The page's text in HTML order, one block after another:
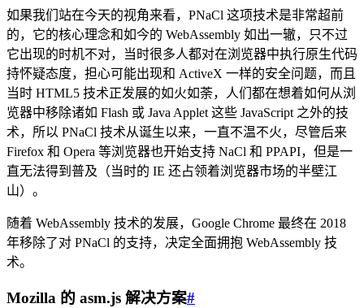
如果我们站在今天的视角来看，PNaCl 这项技术是非常超前
的，它的核心理念和如今的 WebAssembly 如出一辙，只不过
它出现的时机不对，当时很多人都对在浏览器中执行原生代码
持怀疑态度，担心可能出现和 ActiveX 一样的安全问题，而且
当时 HTML5 技术正发展的如火如荼，人们都在想着如何从浏
览器中移除诸如 Flash 或 Java Applet 这些 JavaScript 之外的技
术，所以 PNaCl 技术从诞生以来，一直不温不火，尽管后来
Firefox 和 Opera 等浏览器也开始支持 NaCl 和 PPAPI，但是一
直无法得到普及（当时的 IE 还占领着浏览器市场的半壁江
山）。
随着 WebAssembly 技术的发展，Google Chrome 最终在 2018
年移除了对 PNaCl 的支持，决定全面拥抱 WebAssembly 技
术。
Mozilla 的 asm.js 解决方案#